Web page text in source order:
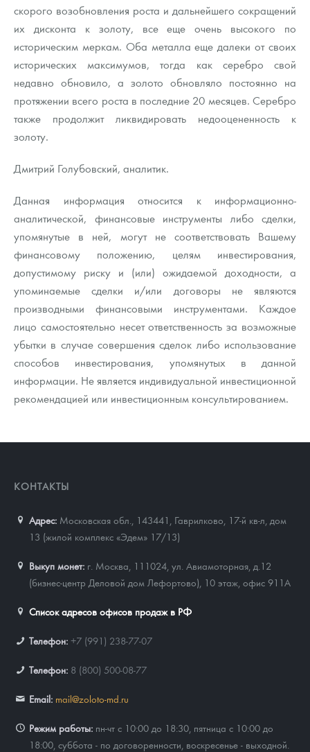
скорого возобновления роста и дальнейшего сокращений
их дисконта к золоту, все еще очень высокого по
историческим меркам. Оба металла еще далеки от своих
исторических максимумов, тогда как серебро свой
недавно обновило, а золото обновляло постоянно на
протяжении всего роста в последние 20 месяцев. Серебро
также продолжит ликвидировать недооцененность к
золоту.
Дмитрий Голубовский, аналитик.
Данная информация относится к информационно-
аналитической, финансовые инструменты либо сделки,
упомянутые в ней, могут не соответствовать Вашему
финансовому положению, целям инвестирования,
допустимому риску и (или) ожидаемой доходности, а
упоминаемые сделки и/или договоры не являются
производными финансовыми инструментами. Каждое
лицо самостоятельно несет ответственность за возможные
убытки в случае совершения сделок либо использование
способов инвестирования, упомянутых в данной
информации. Не является индивидуальной инвестиционной
рекомендацией или инвестиционным консультированием.
КОНТАКТЫ
Адрес: Московская обл., 143441
Гаврилково, 17-й кв-л, дом
13 (жилой комплекс «Эдем» 17/13)
Выкуп монет: г. Москва, 111024, ул. Авиамоторная, д.12
(бизнес-центр Деловой дом Лефортово), 10 этаж, офис 911А
Список адресов офисов продаж в РФ
Телефон: +7 (991) 238-77-07
Телефон: 8 (800) 500-08-77
Email: mail@zoloto-md.ru
Режим работы: пн-чт с 10:00 до 18:30, пятница с 10:00 до
18:00, суббота - по договоренности, воскресенье - выходной.